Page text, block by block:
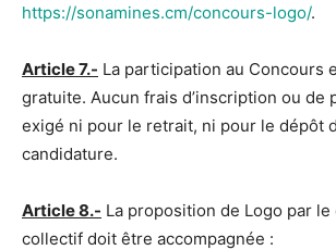
https://sonamines.cm/concours-logo/.
Article 7.- La participation au Concours
gratuite. Aucun frais d’inscription ou de
exigé ni pour le retrait, ni pour le dépôt
candidature.
Article 8.- La proposition de Logo par le
collectif doit être accompagnée :